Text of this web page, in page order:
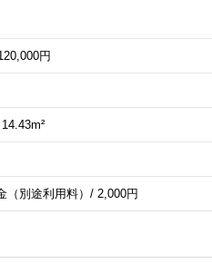
円
別途利用料）/ 2,000円